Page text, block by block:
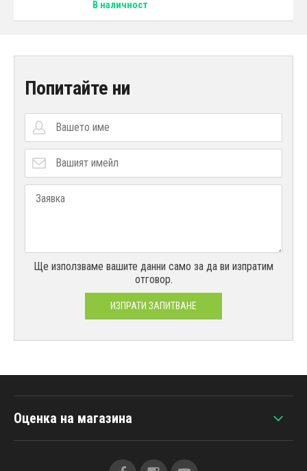
В наличност
Попитайте ни
Ще използваме вашите данни само за да ви изпратим
отговор.
ИЗПРАТИ ЗАПИТВАНЕ
Оценка на магазина